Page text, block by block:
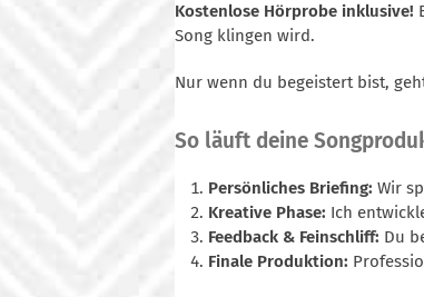
Kostenlose Hörprobe inklusive!
Song klingen wird.
Nur wenn du begeistert bist,
So läuft deine
Persönliches Briefing: Wir
Kreative Phase: Ich
Feedback & Feinschliff: Du
Finale Produktion: